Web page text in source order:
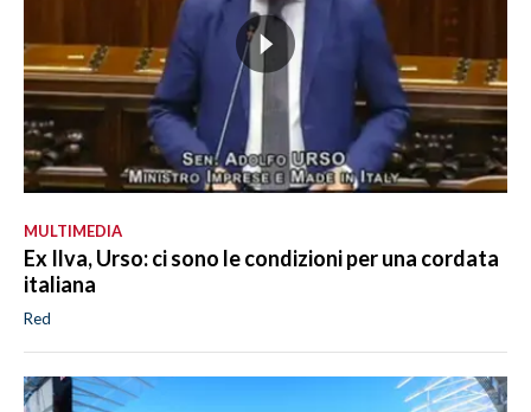
MULTIMEDIA
Ex Ilva, Urso: ci sono le condizioni per una cordata
italiana
Red